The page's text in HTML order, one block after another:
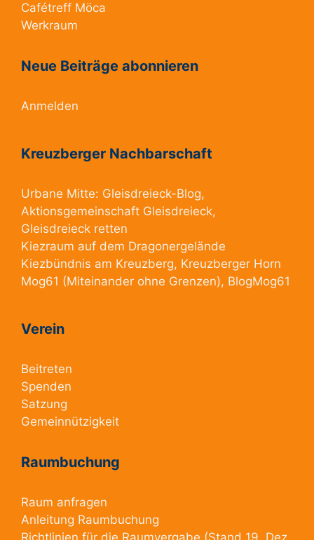
Cafétreff Möca
Werkraum
Neue Beiträge abonnieren
Anmelden
Kreuzberger Nachbarschaft
Urbane Mitte: Gleisdreieck-Blog,
Aktionsgemeinschaft Gleisdreieck,
Gleisdreieck retten
Kiezraum auf dem Dragonergelände
Kiezbündnis am Kreuzberg, Kreuzberger Horn
Mog61 (Miteinander ohne Grenzen), BlogMog61
Verein
Beitreten
Spenden
Satzung
Gemeinnützigkeit
Raumbuchung
Raum anfragen
Anleitung Raumbuchung